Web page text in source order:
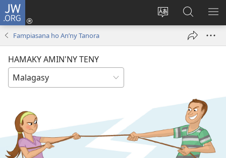
JW.ORG
Hiova
Hiditra
(manokatra
ato
Amin’ny
Fampiasana ho An’ny Tanora
HAMAKY AMIN'NY TENY